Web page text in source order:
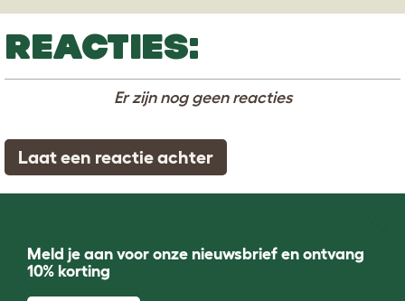
REACTIES:
Er zijn nog geen reacties
Laat een reactie achter
Meld je aan voor onze nieuwsbrief en ontvang
10% korting